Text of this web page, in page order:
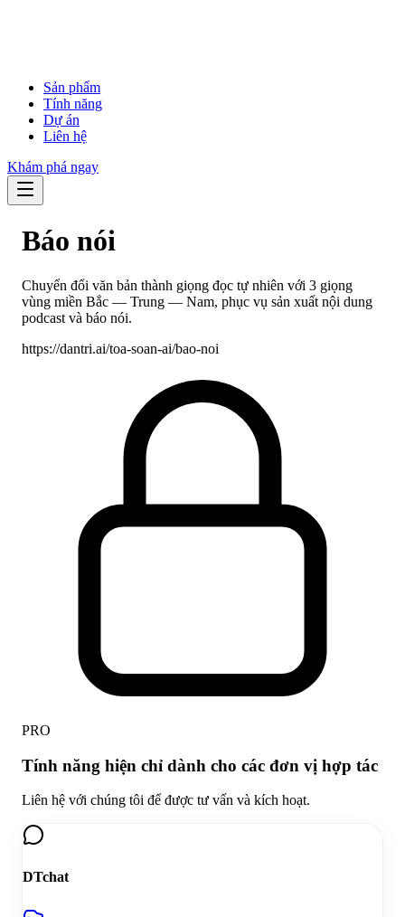
Sản phẩm
Tính năng
Dự án
Liên hệ
Khám phá ngay
Báo nói
Chuyển đổi văn bản thành giọng đọc tự nhiên với 3 giọng
vùng miền Bắc — Trung — Nam, phục vụ sản xuất nội dung
podcast và báo nói.
https://dantri.ai/toa-soan-ai/bao-noi
PRO
Tính năng hiện chỉ dành cho các đơn vị hợp tác
Liên hệ với chúng tôi để được tư vấn và kích hoạt.
DTchat